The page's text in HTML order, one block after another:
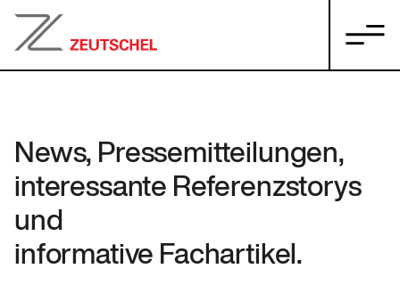
News, Pressemitteilungen,
interessante Referenzstorys
und
informative Fachartikel.